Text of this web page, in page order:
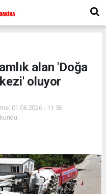
alan 'Doğa
oluyor
01.06.2026 - 11:56